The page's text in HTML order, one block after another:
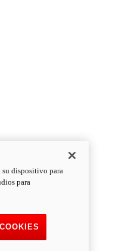
su dispositivo para
para